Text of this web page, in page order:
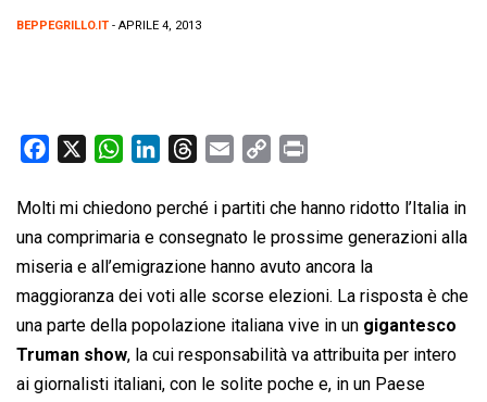
BEPPEGRILLO.IT - APRILE 4, 2013
c
e
b
o
o
k
W
a
t
s
A
p
p
n
k
e
d
I
n
r
e
a
d
s
a
i
l
p
y
L
i
n
k
i
n
t
Molti mi chiedono perché i partiti che hanno ridotto l’Italia in
una comprimaria e consegnato le prossime generazioni alla
miseria e all’emigrazione hanno avuto ancora la
maggioranza dei voti alle scorse elezioni. La risposta è che
una parte della popolazione italiana vive in un gigantesco
Truman show, la cui responsabilità va attribuita per intero
ai giornalisti italiani, con le solite poche e, in un Paese